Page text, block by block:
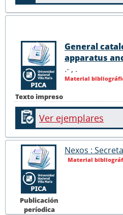
Texto impreso
General
apparatus
.- , .
Material
Ver ejemplares
Publicación
períodica
Nexos :
Material